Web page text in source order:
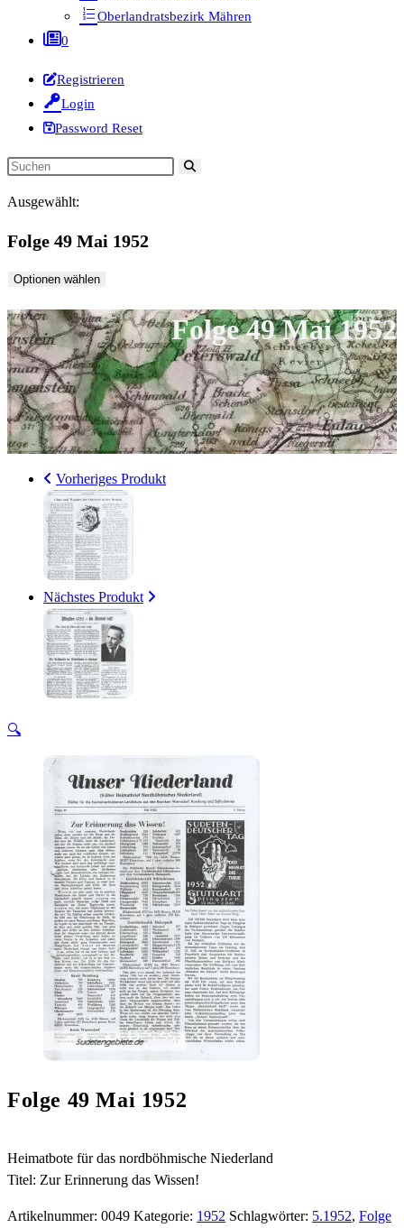
Oberlandratsbezirk Mähren
0
Registrieren
Login
Password Reset
Diese
durchsuchen
Ausgewählt:
Folge 49 Mai 1952
Optionen wählen
Folge 49 Mai 1952
Vorheriges Produkt
Nächstes Produkt
🔍
Folge 49 Mai 1952
Heimatbote für das nordböhmische Niederland
Titel: Zur Erinnerung das Wissen!
Artikelnummer: 0049 Kategorie: 1952 Schlagwörter: 5.1952, Folge